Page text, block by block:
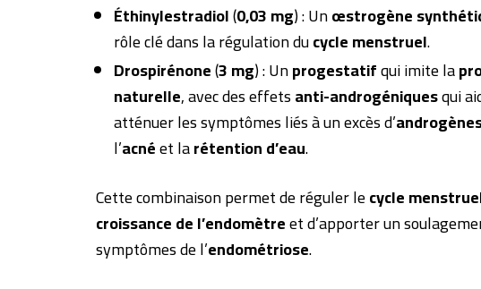
Éthinylestradiol(0,03 mg) : Unœstrogène
rôle clé dans la régulation ducycle menstruel.
Drospirénone(3 mg) : Unprogestatifqui imite la
naturelle, avec des effetsanti-androgéniquesqui
atténuer les symptômes liés à un excès d’
l’acnéet larétention d’eau.
Cette combinaison permet de réguler lecycle
croissance de l’endomètreet d’apporter un
symptômes de l’endométriose.